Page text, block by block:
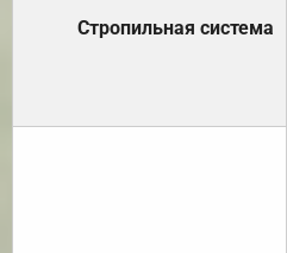
Стропильная система